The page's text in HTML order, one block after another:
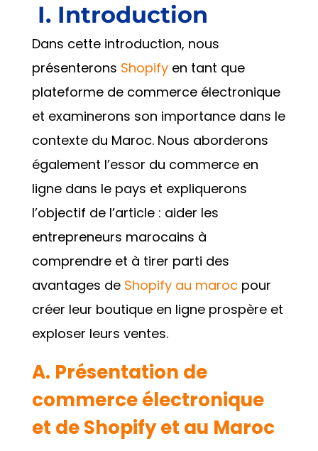
I. Introduction
Dans cette introduction, nous
présenterons Shopifyen tant que
plateforme de commerce électronique
et examinerons son importance dans le
contexte du Maroc. Nous aborderons
également l’essor du commerce en
ligne dans le pays et expliquerons
l’objectif de l’article : aider les
entrepreneurs marocains à
comprendre et à tirer parti des
avantages de Shopify au maroc pour
créer leur boutique en ligne prospère et
exploser leurs ventes.
A. Présentation de
commerce électronique
et deShopify et au Maroc